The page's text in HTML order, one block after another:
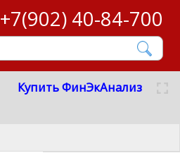
+7(902) 40-84-700
Купить ФинЭкАнализ